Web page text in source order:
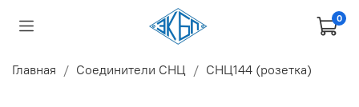
0
Главная Соединители СНЦ СНЦ144 (розетка)